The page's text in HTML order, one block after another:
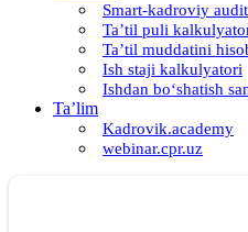
Smart-kadroviy audit
Ta’til puli
Ta’til muddatini
Ish staji kalkulyatori
Ishdan boʻshatish
Ta’lim
Kadrovik.academy
webinar.cpr.uz